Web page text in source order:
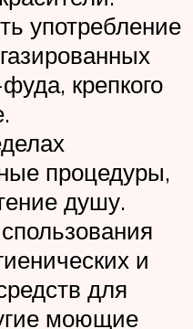
употребление
крепкого
процедуры,
душу.
и
для
моющие